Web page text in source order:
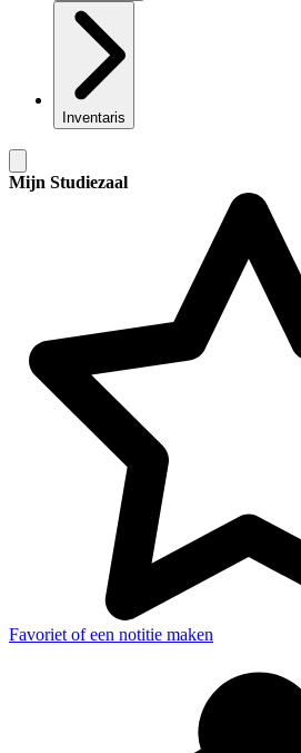
Inventaris
Mijn Studiezaal
Favoriet of een notitie maken